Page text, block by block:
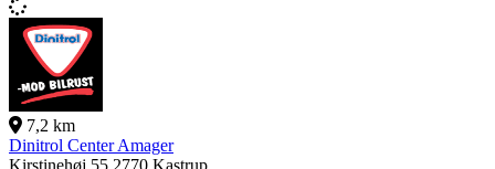
7,2 km
Dinitrol Center Amager